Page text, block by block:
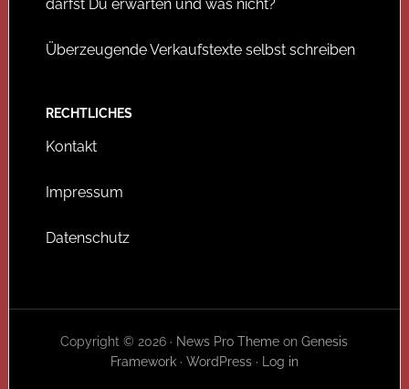
darfst Du erwarten und was nicht?
Überzeugende Verkaufstexte selbst schreiben
RECHTLICHES
Kontakt
Impressum
Datenschutz
Copyright © 2026 · News Pro Theme onGenesis
Framework· WordPress· Log in